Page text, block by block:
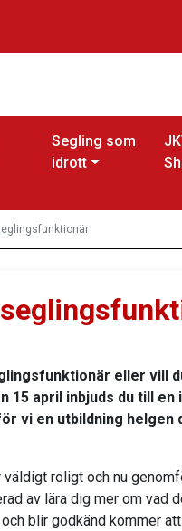
Segling som
idrott
eller vill
15 april inbjuds du till
vi en utbildning helgen
roligt och nu
av lära dig mer om vad
blir godkänd kommer